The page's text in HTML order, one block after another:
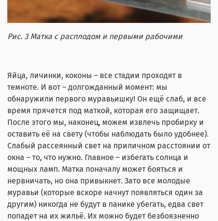
Рис. 3 Матка с расплодом и первыми рабочими
Яйца, личинки, коконы – все стадии проходят в
темноте. И вот – долгожданный момент: мы
обнаружили первого муравьишку! Он ещё слаб, и все
время прячется под маткой, которая его защищает.
После этого мы, наконец, можем извлечь пробирку и
оставить её на свету (чтобы наблюдать было удобнее).
Слабый рассеянный свет на приличном расстоянии от
окна – то, что нужно. Главное – избегать солнца и
мощных ламп. Матка поначалу может бояться и
нервничать, но она привыкнет. Зато все молодые
муравьи (которые вскоре начнут появляться один за
другим) никогда не будут в панике убегать, едва свет
попадет на их жильё. Их можно будет безбоязненно